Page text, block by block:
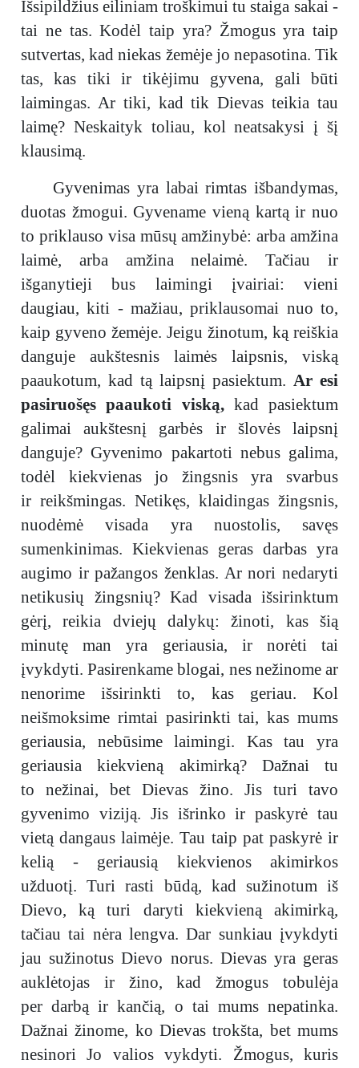
Išsipildžius eiliniam troškimui tu staiga sakai -
tai ne tas. Kodėl taip yra? Žmogus yra taip
sutvertas, kad niekas žemėje jo nepasotina. Tik
tas, kas tiki ir tikėjimu gyvena, gali būti
laimingas. Ar tiki, kad tik Dievas teikia tau
laimę? Neskaityk toliau, kol neatsakysi į šį
klausimą.
Gyvenimas yra labai rimtas išbandymas,
duotas žmogui. Gyvename vieną kartą ir nuo
to priklauso visa mūsų amžinybė: arba amžina
laimė, arba amžina nelaimė. Tačiau ir
išganytieji bus laimingi įvairiai: vieni
daugiau, kiti - mažiau, priklausomai nuo to,
kaip gyveno žemėje. Jeigu žinotum, ką reiškia
danguje aukštesnis laimės laipsnis, viską
paaukotum, kad tą laipsnį pasiektum. Ar esi
pasiruošęs paaukoti viską, kad pasiektum
galimai aukštesnį garbės ir šlovės laipsnį
danguje? Gyvenimo pakartoti nebus galima,
todėl kiekvienas jo žingsnis yra svarbus
ir reikšmingas. Netikęs, klaidingas žingsnis,
nuodėmė visada yra nuostolis, savęs
sumenkinimas. Kiekvienas geras darbas yra
augimo ir pažangos ženklas. Ar nori nedaryti
netikusių žingsnių? Kad visada išsirinktum
gėrį, reikia dviejų dalykų: žinoti, kas šią
minutę man yra geriausia, ir norėti tai
įvykdyti. Pasirenkame blogai, nes nežinome ar
nenorime išsirinkti to, kas geriau. Kol
neišmoksime rimtai pasirinkti tai, kas mums
geriausia, nebūsime laimingi. Kas tau yra
geriausia kiekvieną akimirką? Dažnai tu
to nežinai, bet Dievas žino. Jis turi tavo
gyvenimo viziją. Jis išrinko ir paskyrė tau
vietą dangaus laimėje. Tau taip pat paskyrė ir
kelią - geriausią kiekvienos akimirkos
užduotį. Turi rasti būdą, kad sužinotum iš
Dievo, ką turi daryti kiekvieną akimirką,
tačiau tai nėra lengva. Dar sunkiau įvykdyti
jau sužinotus Dievo norus. Dievas yra geras
auklėtojas ir žino, kad žmogus tobulėja
per darbą ir kančią, o tai mums nepatinka.
Dažnai žinome, ko Dievas trokšta, bet mums
nesinori Jo valios vykdyti. Žmogus, kuris